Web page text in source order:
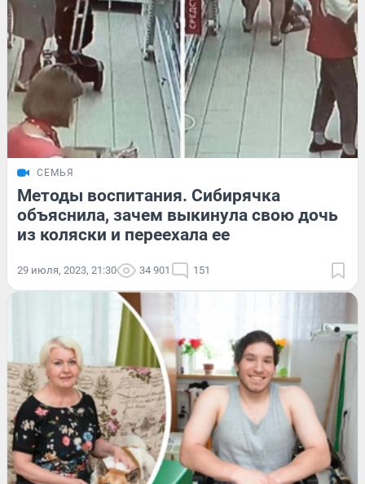
СЕМЬЯ
Методы воспитания. Сибирячка
объяснила, зачем выкинула свою дочь
из коляски и переехала ее
29 июля, 2023, 21:30 34 901 151